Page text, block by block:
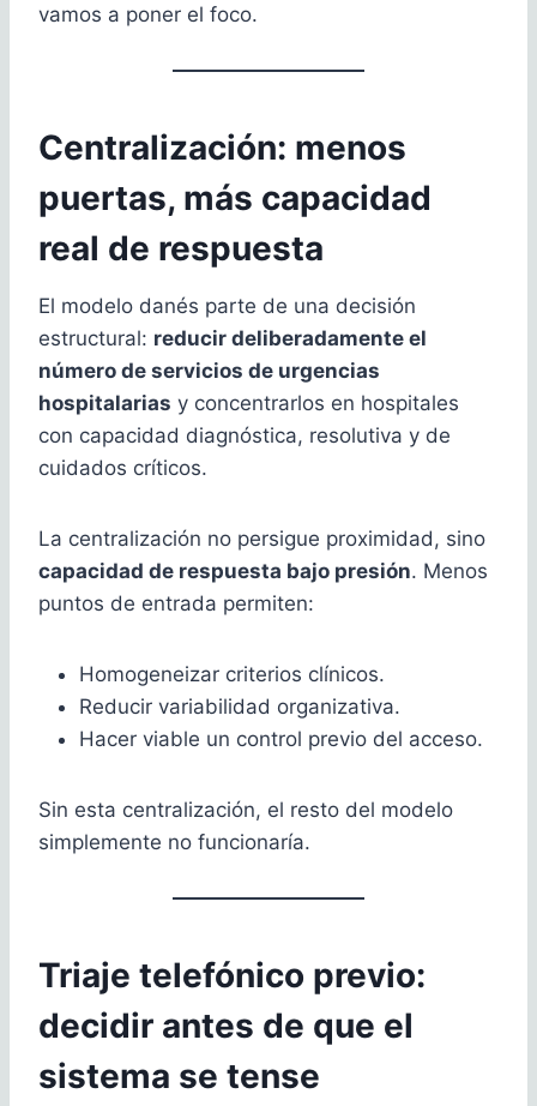
vamos a poner el foco.
Centralización: menos
puertas, más capacidad
real de respuesta
El modelo danés parte de una decisión
estructural: reducir deliberadamente el
número de servicios de urgencias
hospitalarias y concentrarlos en hospitales
con capacidad diagnóstica, resolutiva y de
cuidados críticos.
La centralización no persigue proximidad, sino
capacidad de respuesta bajo presión. Menos
puntos de entrada permiten:
Homogeneizar criterios clínicos.
Reducir variabilidad organizativa.
Hacer viable un control previo del acceso.
Sin esta centralización, el resto del modelo
simplemente no funcionaría.
Triaje telefónico previo:
decidir antes de que el
sistema se tense